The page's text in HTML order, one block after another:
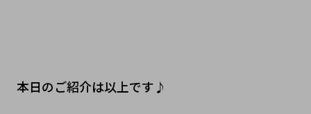
本日のご紹介は以上です♪